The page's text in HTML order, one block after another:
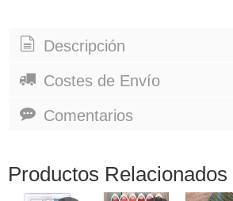
Descripción
Costes de Envío
Comentarios
Productos Relacionados